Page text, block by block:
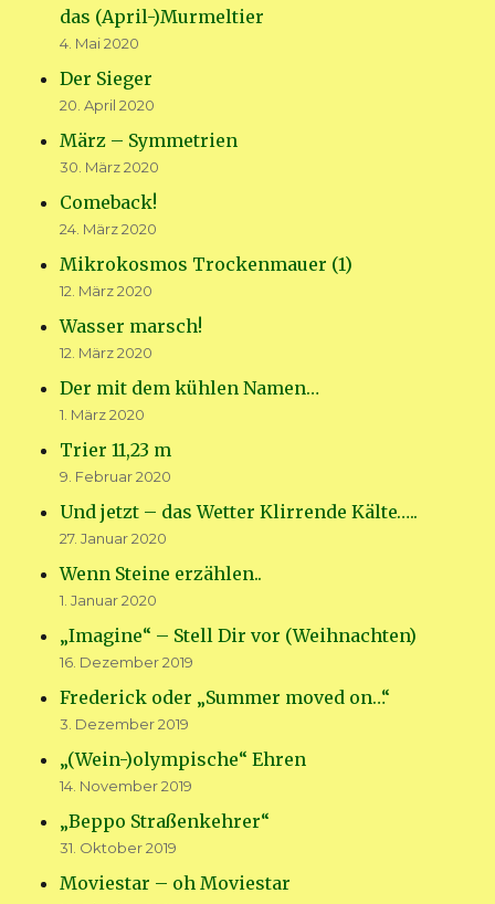
das (April-)Murmeltier
4. Mai 2020
Der Sieger
20. April 2020
März – Symmetrien
30. März 2020
Comeback!
24. März 2020
Mikrokosmos Trockenmauer (1)
12. März 2020
Wasser marsch!
12. März 2020
Der mit dem kühlen Namen…
1. März 2020
Trier 11,23 m
9. Februar 2020
Und jetzt – das Wetter Klirrende Kälte…..
27. Januar 2020
Wenn Steine erzählen..
1. Januar 2020
„Imagine“ – Stell Dir vor (Weihnachten)
16. Dezember 2019
Frederick oder „Summer moved on…“
3. Dezember 2019
„(Wein-)olympische“ Ehren
14. November 2019
„Beppo Straßenkehrer“
31. Oktober 2019
Moviestar – oh Moviestar